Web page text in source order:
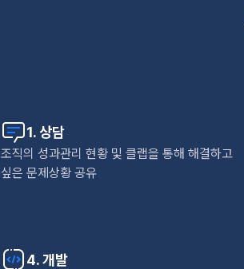
1. 상담
조직의 성과관리 현황 및 클랩을 통해 해결하고
싶은 문제상황 공유
4. 개발